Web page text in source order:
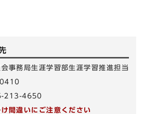
事務局生涯学習部生涯学習推進担当
213-4650
間違いにご注意ください